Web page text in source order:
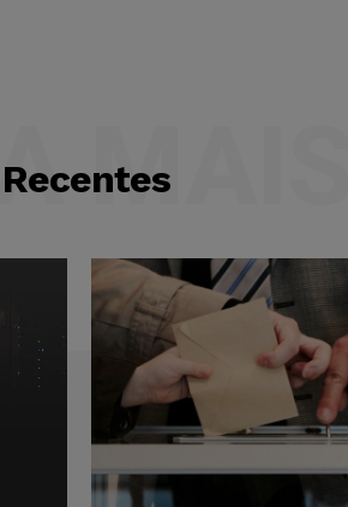
Recentes